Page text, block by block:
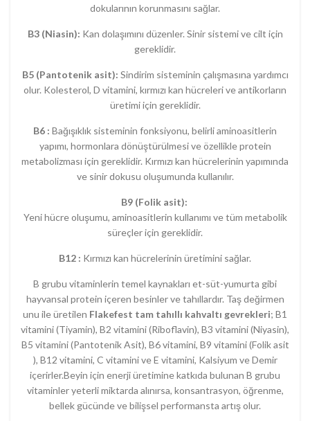
dokularının korunmasını sağlar.
B3 (Niasin): Kan dolaşımını düzenler. Sinir sistemi ve cilt için
gereklidir.
B5 (Pantotenik asit): Sindirim sisteminin çalışmasına yardımcı
olur. Kolesterol, D vitamini, kırmızı kan hücreleri ve antikorların
üretimi için gereklidir.
B6 : Bağışıklık sisteminin fonksiyonu, belirli aminoasitlerin
yapımı, hormonlara dönüştürülmesi ve özellikle protein
metabolizması için gereklidir. Kırmızı kan hücrelerinin yapımında
ve sinir dokusu oluşumunda kullanılır.
B9 (Folik asit):
Yeni hücre oluşumu, aminoasitlerin kullanımı ve tüm metabolik
süreçler için gereklidir.
B12 : Kırmızı kan hücrelerinin üretimini sağlar.
B grubu vitaminlerin temel kaynakları et-süt-yumurta gibi
hayvansal protein içeren besinler ve tahıllardır. Taş değirmen
unu ile üretilen Flakefest tam tahıllı kahvaltı gevrekleri; B1
vitamini (Tiyamin), B2 vitamini (Riboflavin), B3 vitamini (Niyasin),
B5 vitamini (Pantotenik Asit), B6 vitamini, B9 vitamini (Folik asit
), B12 vitamini, C vitamini ve E vitamini, Kalsiyum ve Demir
içerirler.Beyin için enerji üretimine katkıda bulunan B grubu
vitaminler yeterli miktarda alınırsa, konsantrasyon, öğrenme,
bellek gücünde ve bilişsel performansta artış olur.